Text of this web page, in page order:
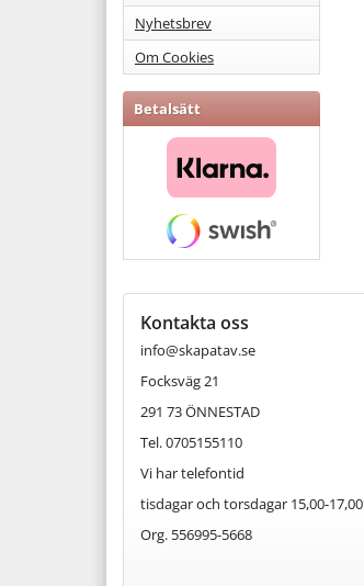
Nyhetsbrev
Om Cookies
Betalsätt
Kontakta oss
info@skapatav.se
Focksväg 21
291 73 ÖNNESTAD
Tel. 0705155110
Vi har telefontid
tisdagar och torsdagar 15,00-17,00
Org. 556995-5668